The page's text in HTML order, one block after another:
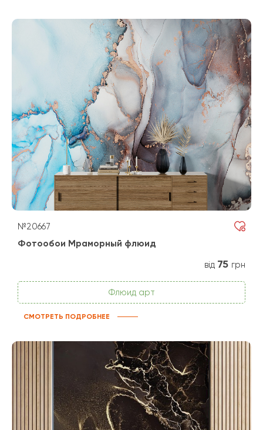
№20667
Фотообои Мраморный флюид
від 75 грн
Флюид арт
СМОТРЕТЬ ПОДРОБНЕЕ